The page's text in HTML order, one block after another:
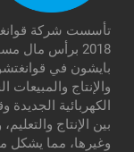
تأسست شركة
بايشون في
والإنتاج
الكهربائية
بين الإنتاج
وغيرها، مما يشكل